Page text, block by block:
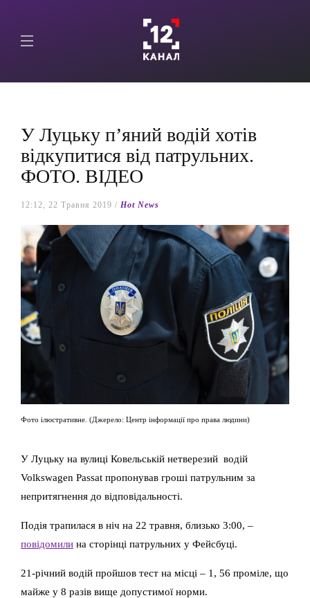
У Луцьку п’яний водій хотів
відкупитися від патрульних.
ФОТО. ВІДЕО
12:12, 22 Травня 2019 / Hot News
Фото ілюстративне. (Джерело: Центр інформації про права людини)
У Луцьку на вулиці Ковельській нетверезий водій
Volkswagen Passat пропонував гроші патрульним за
непритягнення до відповідальності.
Подія трапилася в ніч на 22 травня, близько 3:00, –
повідомили на сторінці патрульних у Фейсбуці.
21-річний водій пройшов тест на місці – 1, 56 проміле, що
майже у 8 разів вище допустимої норми.